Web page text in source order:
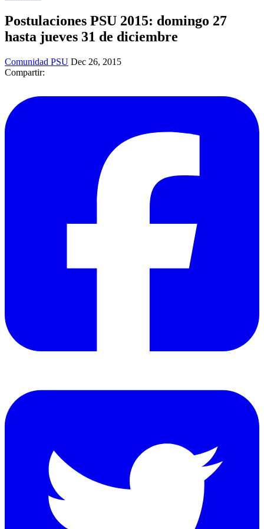
Postulaciones PSU 2015: domingo 27
hasta jueves 31 de diciembre
Comunidad PSU Dec 26, 2015
Compartir: